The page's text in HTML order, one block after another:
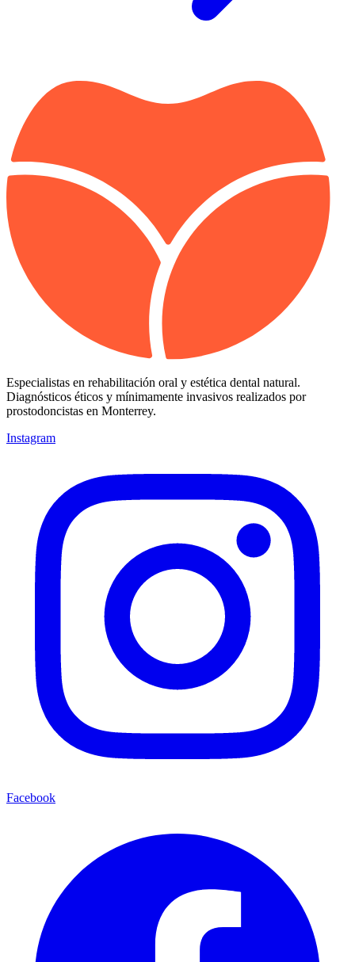
Especialistas en rehabilitación oral y estética dental natural.
Diagnósticos éticos y mínimamente invasivos realizados por
prostodoncistas en Monterrey.
Instagram
Facebook